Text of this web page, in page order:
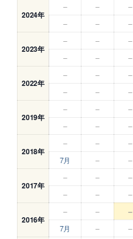
2024年
– – –
–
– –
2023年
– – –
–
– –
2022年
– – –
–
– –
2019年
– – –
–
– –
2018年
– – –
7月
– –
2017年
– – –
–
– –
2016年
– – –
7月
– –